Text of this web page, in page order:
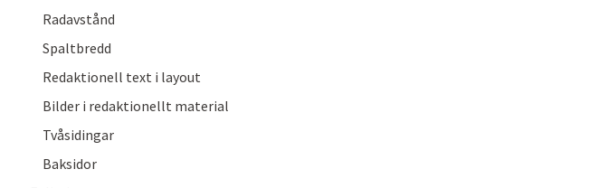
Radavstånd
Spaltbredd
Redaktionell text i layout
Bilder i redaktionellt material
Tvåsidingar
Baksidor